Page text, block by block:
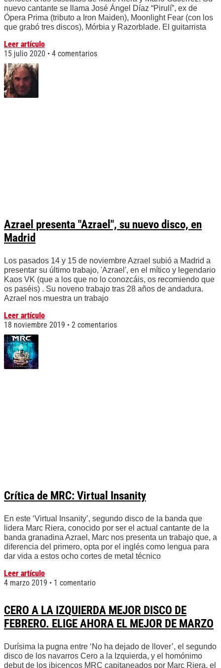
nuevo cantante se llama José Ángel Díaz “Pirulí”, ex de
Ópera Prima (tributo a Iron Maiden), Moonlight Fear (con los
que grabó tres discos), Mórbia y Razorblade. El guitarrista
Leer artículo
15 julio 2020
4 comentarios
Azrael presenta "Azrael", su nuevo disco, en
Madrid
Los pasados 14 y 15 de noviembre Azrael subió a Madrid a
presentar su último trabajo, 'Azrael', en el mítico y legendario
Kaos VK (que a los que no lo conozcáis, os recomiendo que
os paséis) . Su noveno trabajo tras 28 años de andadura.
Azrael nos muestra un trabajo
Leer artículo
18 noviembre 2019
2 comentarios
Crítica de MRC: Virtual Insanity
En este ‘Virtual Insanity’, segundo disco de la banda que
lidera Marc Riera, conocido por ser el actual cantante de la
banda granadina Azrael, Marc nos presenta un trabajo que, a
diferencia del primero, opta por el inglés como lengua para
dar vida a estos ocho cortes de metal técnico
Leer artículo
4 marzo 2019
1 comentario
CERO A LA IZQUIERDA MEJOR DISCO DE
FEBRERO. ELIGE AHORA EL MEJOR DE MARZO
Durísima la pugna entre ‘No ha dejado de llover’, el segundo
disco de los navarros Cero a la Izquierda, y el homónimo
debut de los ibicencos MRC capitaneados por Marc Riera, el